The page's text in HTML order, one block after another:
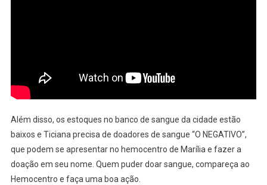
Além disso, os estoques no banco de sangue da cidade estão
baixos e Ticiana precisa de doadores de sangue “O NEGATIVO”,
que podem se apresentar no hemocentro de Marília e fazer a
doação em seu nome. Quem puder doar sangue, compareça ao
Hemocentro e faça uma boa ação.